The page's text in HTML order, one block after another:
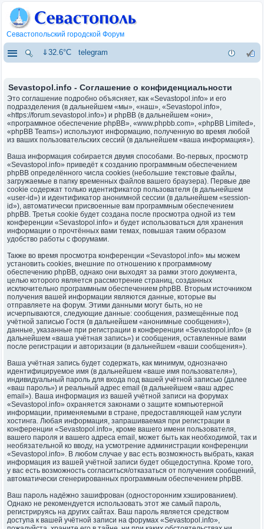
Севастопольский городской Форум
⇓32.6°C telegram
Sevastopol.info - Соглашение о конфиденциальности
Это соглашение подробно объясняет, как «Sevastopol.info» и его
подразделения (в дальнейшем «мы», «наш», «Sevastopol.info»,
«https://forum.sevastopol.info») и phpBB (в дальнейшем «они»,
«программное обеспечение phpBB», «www.phpbb.com», «phpBB Limited»,
«phpBB Teams») используют информацию, полученную во время любой
из ваших пользовательских сессий (в дальнейшем «ваша информация»).
Ваша информация собирается двумя способами. Во-первых, просмотр
«Sevastopol.info» приведёт к созданию программным обеспечением
phpBB определённого числа cookies (небольшие текстовые файлы,
загружаемые в папку временных файлов вашего браузера). Первые две
cookie содержат только идентификатор пользователя (в дальнейшем
«user-id») и идентификатор анонимной сессии (в дальнейшем «session-
id»), автоматически присвоенные вам программным обеспечением
phpBB. Третья cookie будет создана после просмотра одной из тем
конференции «Sevastopol.info» и будет использоваться для хранения
информации о прочтённых вами темах, повышая таким образом
удобство работы с форумами.
Также во время просмотра конференции «Sevastopol.info» мы можем
установить cookies, внешние по отношению к программному
обеспечению phpBB, однако они выходят за рамки этого документа,
целью которого является рассмотрение страниц, созданных
исключительно программным обеспечением phpBB. Вторым источником
получения вашей информации являются данные, которые вы
отправляете на форум. Этими данными могут быть, но не
исчерпываются, следующие данные: сообщения, размещённые под
учётной записью Гостя (в дальнейшем «анонимные сообщения»),
данные, указанные при регистрации в конференции «Sevastopol.info» (в
дальнейшем «ваша учётная запись») и сообщения, оставленные вами
после регистрации и авторизации (в дальнейшем «ваши сообщения»).
Ваша учётная запись будет содержать, как минимум, однозначно
идентифицируемое имя (в дальнейшем «ваше имя пользователя»),
индивидуальный пароль для входа под вашей учётной записью (далее
«ваш пароль») и реальный адрес email (в дальнейшем «ваш адрес
email»). Ваша информация из вашей учётной записи на форумах
«Sevastopol.info» охраняется законами о защите компьютерной
информации, применяемыми в стране, предоставляющей нам услуги
хостинга. Любая информация, запрашиваемая при регистрации в
конференции «Sevastopol.info», кроме вашего имени пользователя,
вашего пароля и вашего адреса email, может быть как необходимой, так и
необязательной ко вводу, на усмотрение администрации конференции
«Sevastopol.info». В любом случае у вас есть возможность выбрать, какая
информация из вашей учётной записи будет общедоступна. Кроме того,
у вас есть возможность согласиться/отказаться от получения сообщений,
автоматически сгенерированных программным обеспечением phpBB.
Ваш пароль надёжно зашифрован (односторонним хэшированием).
Однако не рекомендуется использовать этот же самый пароль,
регистрируясь на других сайтах. Ваш пароль является средством
доступа к вашей учётной записи на форумах «Sevastopol.info»,